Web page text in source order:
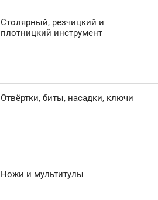
Столярный, резчицкий и
плотницкий инструмент
Отвёртки, биты, насадки, ключи
Ножи и мультитулы